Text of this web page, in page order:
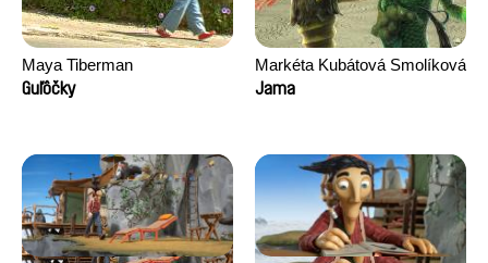
Maya Tiberman
Guľôčky
Markéta Kubátová Smolíková
Jama